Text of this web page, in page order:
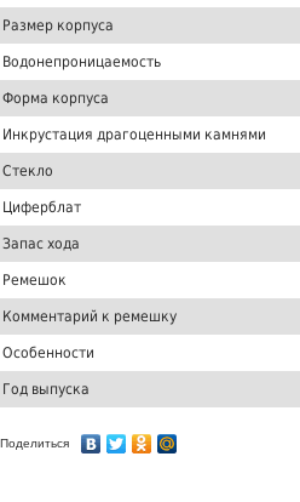
Размер корпуса
Водонепроницаемость
Форма корпуса
Инкрустация драгоценными камнями
Стекло
Циферблат
Запас хода
Ремешок
Комментарий к ремешку
Особенности
Год выпуска
Поделиться